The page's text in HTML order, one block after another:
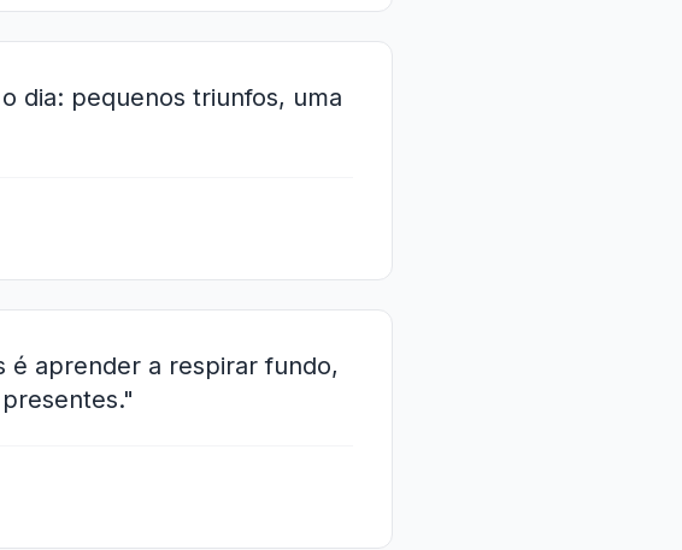
dia: pequenos triunfos, uma
é aprender a respirar fundo,